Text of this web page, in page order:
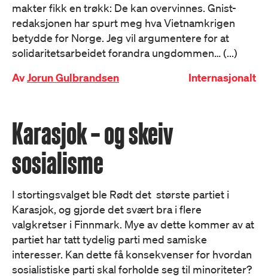
makter fikk en trøkk: De kan overvinnes. Gnist-
redaksjonen har spurt meg hva Vietnamkrigen
betydde for Norge. Jeg vil argumentere for at
solidaritetsarbeidet forandra ungdommen… (...)
AvJorun Gulbrandsen Internasjonalt
Karasjok – og skeiv
sosialisme
I stortingsvalget ble Rødt det største partiet i
Karasjok, og gjorde det svært bra i flere
valgkretser i Finnmark. Mye av dette kommer av at
partiet har tatt tydelig parti med samiske
interesser. Kan dette få konsekvenser for hvordan
sosialistiske parti skal forholde seg til minoriteter?